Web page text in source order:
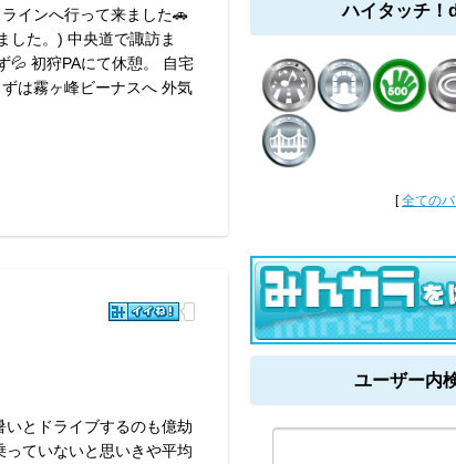
インへ行って来ました🚗
した。) 中央道で諏訪ま
💦 初狩PAにて休憩。 自宅
は霧ヶ峰ビーナスへ 外気
とドライブするのも億劫
ていないと思いきや平均
ハイタッチ！
[全ての
ユーザー内